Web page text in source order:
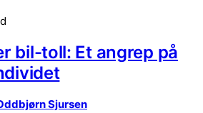
bil-toll: Et angrep på
Sjursen